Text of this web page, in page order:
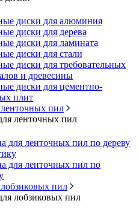
диски для алюминия
диски для дерева
диски для ламината
диски для стали
диски для требовательных
и древесины
диски для цементно-
плит
пил
ленточных пил
для ленточных пил по дереву
для ленточных пил по
пил
лобзиковых пил